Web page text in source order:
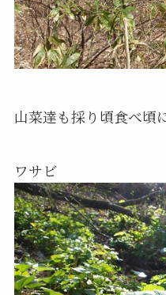
山菜達も採り頃食べ頃
ワサビ